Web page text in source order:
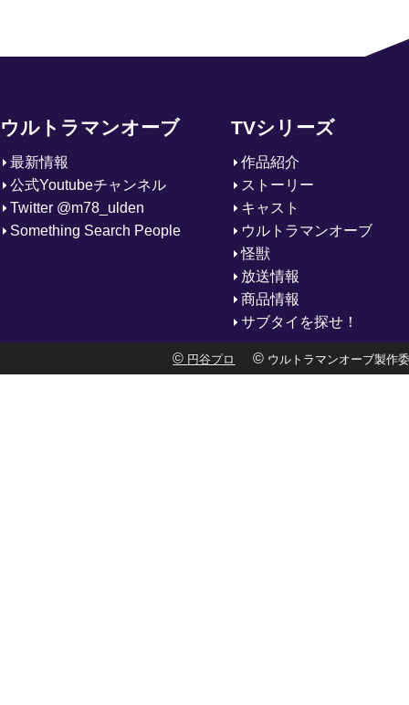
ウルトラマンオーブ
最新情報
公式Youtubeチャンネル
Twitter @m78_ulden
Something Search People
TVシリーズ
作品紹介
ストーリー
キャスト
ウルトラマンオーブ
怪獣
放送情報
商品情報
サブタイを探せ！
© 円谷プロ © ウルトラマンオーブ製作